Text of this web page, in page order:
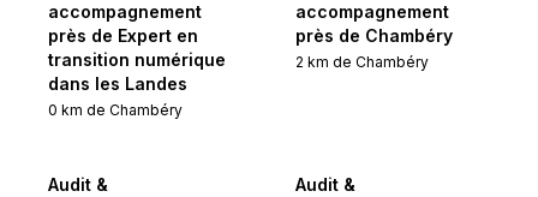
accompagnement
près de Expert en
transition numérique
dans les Landes
0 km de Chambéry
accompagnement
près de Chambéry
2 km de Chambéry
Audit &
Audit &